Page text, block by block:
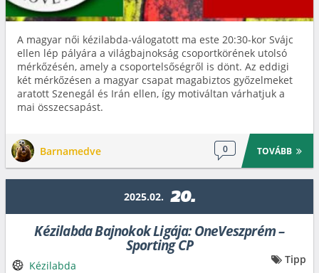
A magyar női kézilabda-válogatott ma este 20:30-kor Svájc
ellen lép pályára a világbajnokság csoportkörének utolsó
mérkőzésén, amely a csoportelsőségről is dönt. Az eddigi
két mérkőzésen a magyar csapat magabiztos győzelmeket
aratott Szenegál és Irán ellen, így motiváltan várhatjuk a
mai összecsapást.
Barnamedve 0 TOVÁBB
2025.02. 20.
Kézilabda Bajnokok Ligája: OneVeszprém –
Sporting CP
Kézilabda Tipp